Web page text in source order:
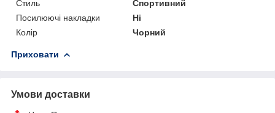
Стиль
Спортивний
Посилюючі накладки
Ні
Колір
Чорний
Приховати
Умови доставки